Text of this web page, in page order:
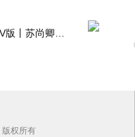
版权所有